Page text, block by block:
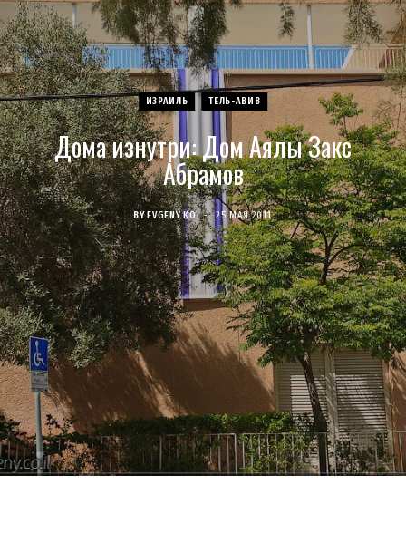
o
k
r
a
m
b
e t
e
r
)
e
s
t
ИЗРАИЛЬ ТЕЛЬ-АВИВ
Дома изнутри: Дом Аялы Закс
Абрамов
BY EVGENY KO 25 МАЯ 2011